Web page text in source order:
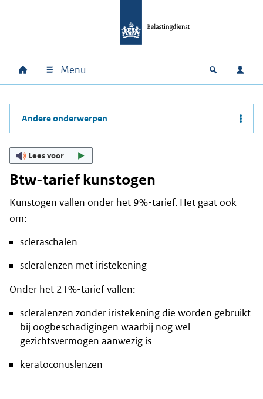
Hoofdnavigatie
Home Menu Open
Andere onderwerpen
Lees voor
Btw-tarief kunstogen
Kunstogen vallen onder het 9%-tarief. Het gaat ook
om:
scleraschalen
scleralenzen met iristekening
Onder het 21%-tarief vallen:
scleralenzen zonder iristekening die worden gebruikt
bij oogbeschadigingen waarbij nog wel
gezichtsvermogen aanwezig is
keratoconuslenzen